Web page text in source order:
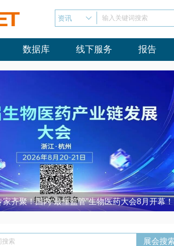
资讯 输入关键词搜索
数据库 线下服务 报告
齐聚！国内“最懂监管”生物医药大会8月开幕！
搜索